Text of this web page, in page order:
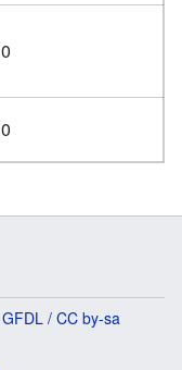
0
0
GFDL / CC by-sa